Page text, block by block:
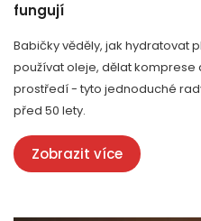
fungují
Babičky věděly, jak hydratovat
používat oleje, dělat komprese
prostředí - tyto jednoduché
před 50 lety.
Zobrazit více